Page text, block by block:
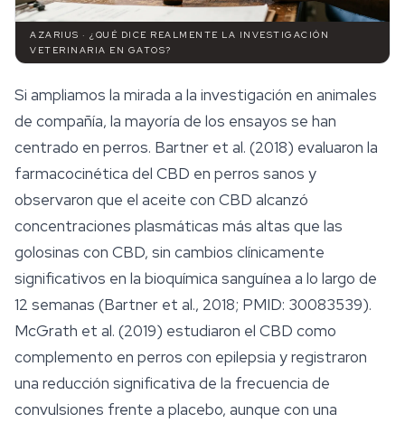
AZARIUS · ¿QUÉ DICE REALMENTE LA INVESTIGACIÓN
VETERINARIA EN GATOS?
Si ampliamos la mirada a la investigación en animales
de compañía, la mayoría de los ensayos se han
centrado en perros. Bartner et al. (2018) evaluaron la
farmacocinética del CBD en perros sanos y
observaron que el aceite con CBD alcanzó
concentraciones plasmáticas más altas que las
golosinas con CBD, sin cambios clínicamente
significativos en la bioquímica sanguínea a lo largo de
12 semanas (Bartner et al., 2018; PMID: 30083539).
McGrath et al. (2019) estudiaron el CBD como
complemento en perros con epilepsia y registraron
una reducción significativa de la frecuencia de
convulsiones frente a placebo, aunque con una